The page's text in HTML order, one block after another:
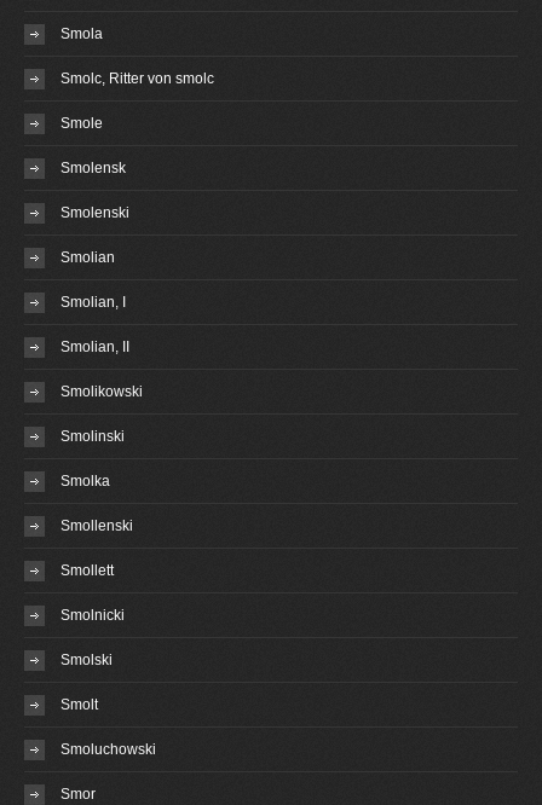
Smola
Smolc, Ritter von smolc
Smole
Smolensk
Smolenski
Smolian
Smolian, I
Smolian, II
Smolikowski
Smolinski
Smolka
Smollenski
Smollett
Smolnicki
Smolski
Smolt
Smoluchowski
Smor